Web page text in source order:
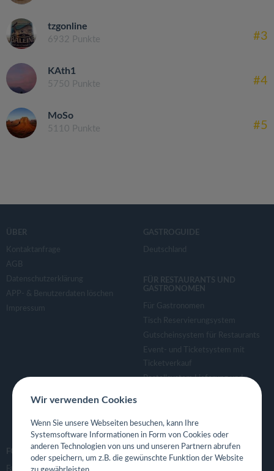
tzgonline
6932 Punkte #3
KAth1
5750 Punkte #4
MoSo
5110 Punkte #5
ÜBER
Kontaktanfrage
AGB
Datenschutzerklärung
APP- & Benutzerdaten löschen
Impressum
GASTROGUIDE
Deutschland
FÜR RESTAURANTS UND
GASTRONOMEN
Für Gastronomen
Tisch Reservierungsystem
Gutscheinsystem für Restaurants
Event- und Ticketsystem mit
Ticketverkauf
Bestellsystem Lieferung und
Eigene App für Restaurant
FOLGE UNS
Facebook
Wir verwenden Cookies
Wenn Sie unsere Webseiten besuchen, kann Ihre
Systemsoftware Informationen in Form von Cookies oder
anderen Technologien von uns und unseren Partnern abrufen
oder speichern, um z.B. die gewünschte Funktion der Website